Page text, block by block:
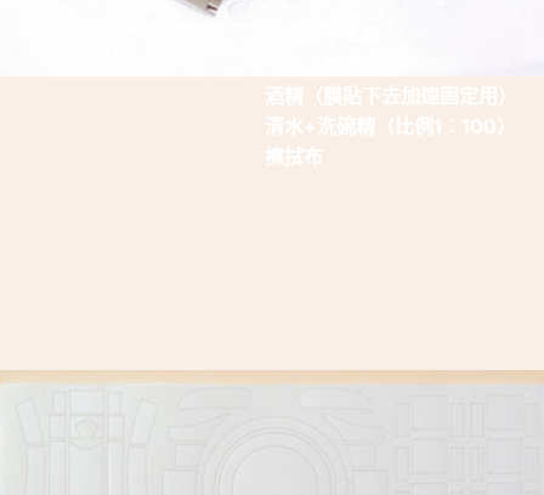
酒精（膜貼下去加速固定用）
清水+洗碗精（比例1：100）
擦拭布